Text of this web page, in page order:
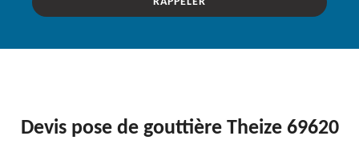
Devis pose de gouttière Theize 69620